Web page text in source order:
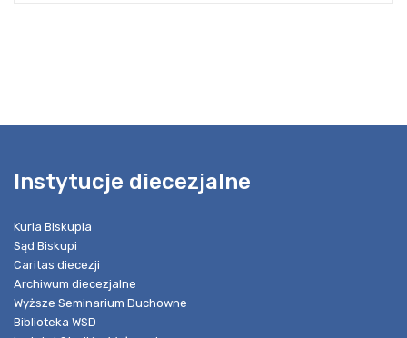
Instytucje diecezjalne
Kuria Biskupia
Sąd Biskupi
Caritas diecezji
Archiwum diecezjalne
Wyższe Seminarium Duchowne
Biblioteka WSD